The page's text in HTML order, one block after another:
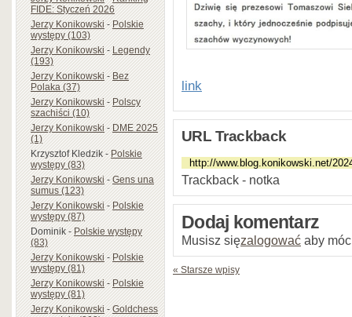
FIDE: Styczeń 2026
Jerzy Konikowski-Polskie
występy (103)
Jerzy Konikowski-Legendy
(193)
Jerzy Konikowski-Bez
Polaka (37)
Jerzy Konikowski-Polscy
szachiści (10)
Jerzy Konikowski-DME 2025
(1)
Krzysztof Kledzik-Polskie
występy (83)
Jerzy Konikowski-Gens una
sumus (123)
Jerzy Konikowski-Polskie
występy (87)
Dominik-Polskie występy
(83)
Jerzy Konikowski-Polskie
występy (81)
Jerzy Konikowski-Polskie
występy (81)
Jerzy Konikowski-Goldchess
link
URL Trackback
Trackback - notka
Dodaj komentarz
Musisz sięzalogować aby
« Starsze wpisy